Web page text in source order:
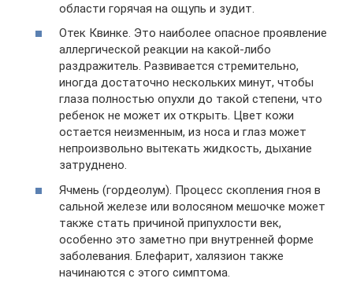
области горячая на ощупь и зудит.
Отек Квинке. Это наиболее опасное проявление
аллергической реакции на какой-либо
раздражитель. Развивается стремительно,
иногда достаточно нескольких минут, чтобы
глаза полностью опухли до такой степени, что
ребенок не может их открыть. Цвет кожи
остается неизменным, из носа и глаз может
непроизвольно вытекать жидкость, дыхание
затруднено.
Ячмень (гордеолум). Процесс скопления гноя в
сальной железе или волосяном мешочке может
также стать причиной припухлости век,
особенно это заметно при внутренней форме
заболевания. Блефарит, халязион также
начинаются с этого симптома.